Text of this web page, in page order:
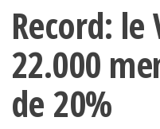
Record: le
22.000
de 20%